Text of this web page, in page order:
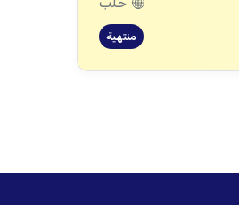
منتهية